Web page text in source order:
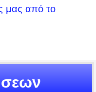
μας από το